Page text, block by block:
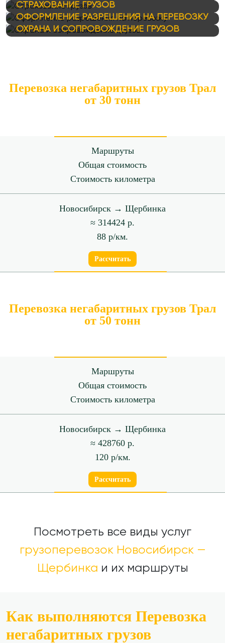
СТРАХОВАНИЕ ГРУЗОВ
ОФОРМЛЕНИЕ РАЗРЕШЕНИЯ НА ПЕРЕВОЗКУ
ОХРАНА И СОПРОВОЖДЕНИЕ ГРУЗОВ
Перевозка негабаритных грузов Трал
от 30 тонн
Маршруты
Общая стоимость
Стоимость километра
Новосибирск → Щербинка
≈ 314424 р.
88 р/км.
Рассчитать
Перевозка негабаритных грузов Трал
от 50 тонн
Маршруты
Общая стоимость
Стоимость километра
Новосибирск → Щербинка
≈ 428760 р.
120 р/км.
Рассчитать
Посмотреть все виды услуг
грузоперевозок Новосибирск —
Щербинка и их маршруты
Как выполняются Перевозка
негабаритных грузов